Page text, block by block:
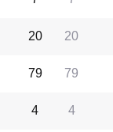
20
20
79
79
4
4